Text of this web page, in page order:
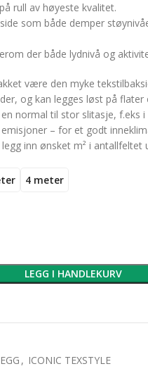
rull av høyeste kvalitet.
som både demper
der både lydnivå og
være den myke
og kan legges løst på
normal til stor slitasje, f.eks
– for et godt
inn ønsket m² i antallfeltet
4 meter
LEGG I HANDLEKURV
, ICONIC TEXSTYLE